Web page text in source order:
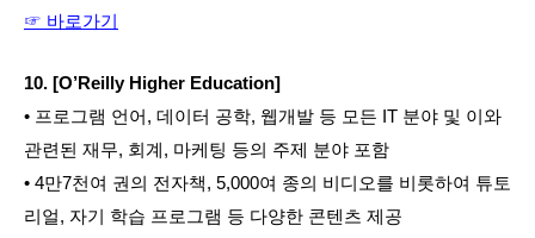
☞ 바로가기
10. [O’Reilly Higher Education]
• 프로그램 언어, 데이터 공학, 웹개발 등 모든 IT 분야 및 이와
관련된 재무, 회계, 마케팅 등의 주제 분야 포함
• 4만7천여 권의 전자책, 5,000여 종의 비디오를 비롯하여 튜토
리얼, 자기 학습 프로그램 등 다양한 콘텐츠 제공